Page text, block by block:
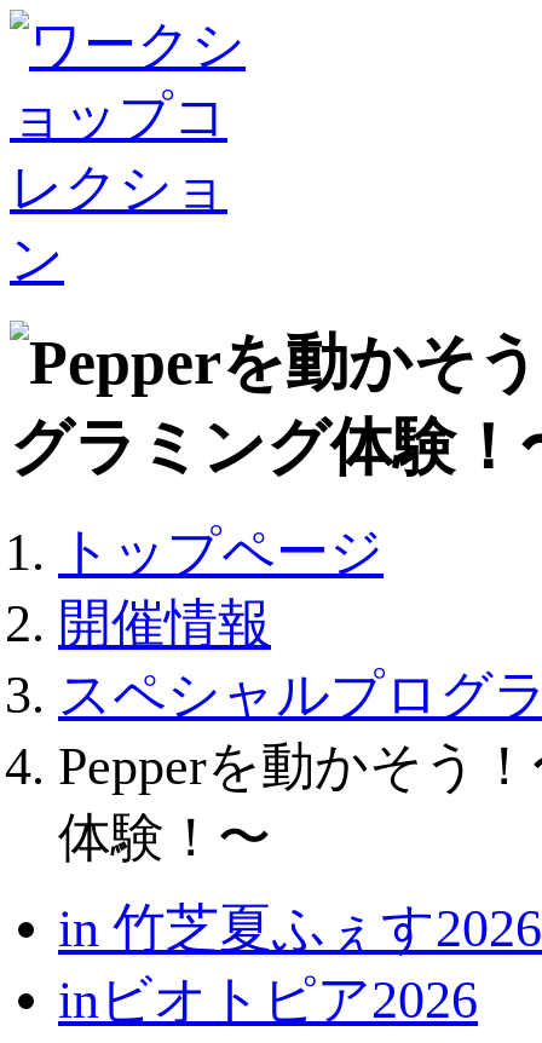
トップページ
開催情報
スペシャルプログ
Pepperを動かそう
体験！〜
in 竹芝夏ふぇす2026
inビオトピア2026